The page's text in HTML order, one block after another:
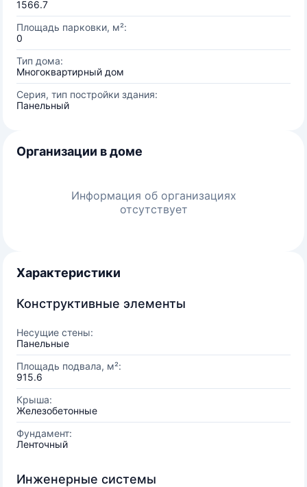
1566.7
Площадь парковки, м²:
0
Тип дома:
Многоквартирный дом
Серия, тип постройки здания:
Панельный
Организации в доме
Информация об организациях
отсутствует
Характеристики
Конструктивные элементы
Несущие стены:
Панельные
Площадь подвала, м²:
915.6
Крыша:
Железобетонные
Фундамент:
Ленточный
Инженерные системы